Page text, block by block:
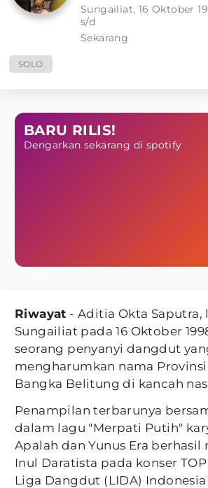
Sungailiat, 16 Oktober
s/d
Sekarang
SOLO
BARU RILIS!
Dengarkan sekarang di spotify
Riwayat - Aditia Okta Saputra,
Sungailiat pada 16 Oktober
seorang penyanyi dangdut
mengharumkan nama
Bangka Belitung di kancah
Penampilan terbarunya
dalam lagu "Merpati Putih"
Apalah dan Yunus Era berhasil
Inul Daratista pada konser
Liga Dangdut (LIDA) Indonesia